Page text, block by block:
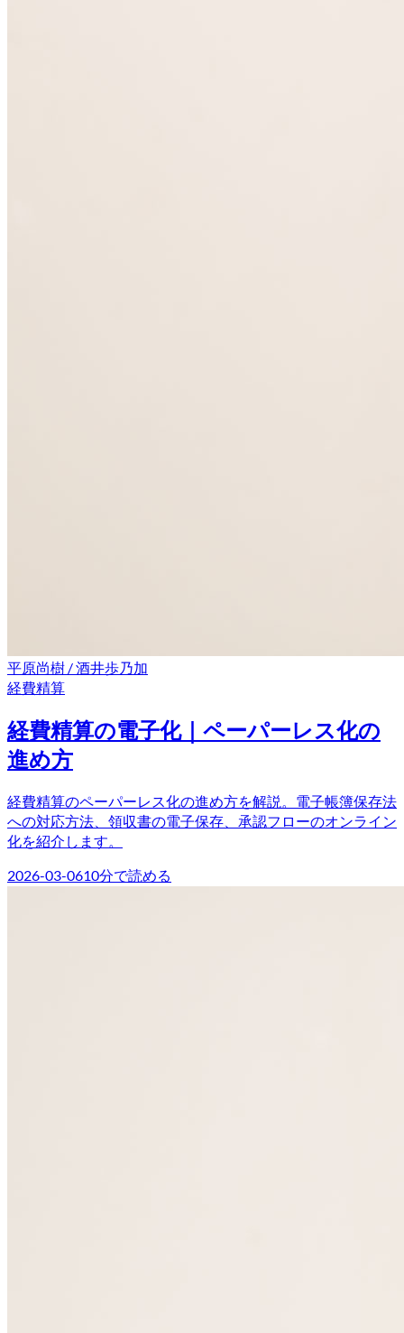
平原尚樹 / 酒井歩乃加
経費精算
経費精算の電子化｜ペーパーレス化の
進め方
経費精算のペーパーレス化の進め方を解説。電子帳簿保存法
への対応方法、領収書の電子保存、承認フローのオンライン
化を紹介します。
2026-03-0610分で読める